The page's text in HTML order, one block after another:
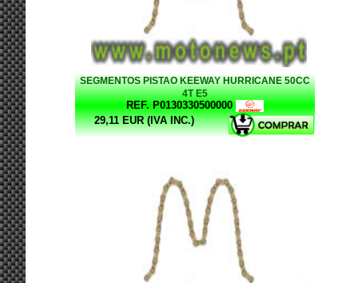
SEGMENTOS PISTAO KEEWAY HURRICANE 50CC
4T E5
REF. P0130330500000
29,11 EUR (IVA INC.)